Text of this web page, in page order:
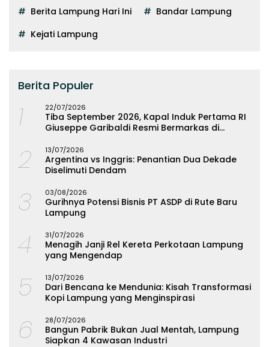
Berita Lampung Hari Ini
Bandar Lampung
Kejati Lampung
Berita Populer
1 22/07/2026
Tiba September 2026, Kapal Induk Pertama RI
Giuseppe Garibaldi Resmi Bermarkas di
2 13/07/2026
Argentina vs Inggris: Penantian Dua Dekade
Diselimuti Dendam
3 03/08/2026
Gurihnya Potensi Bisnis PT ASDP di Rute Baru
Lampung
4 31/07/2026
Menagih Janji Rel Kereta Perkotaan Lampung
yang Mengendap
5 13/07/2026
Dari Bencana ke Mendunia: Kisah Transformasi
Kopi Lampung yang Menginspirasi
6 28/07/2026
Bangun Pabrik Bukan Jual Mentah, Lampung
Siapkan 4 Kawasan Industri